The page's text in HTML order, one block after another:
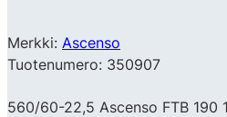
Merkki: Ascenso
Tuotenumero: 350907
560/60-22,5 Ascenso FTB 190